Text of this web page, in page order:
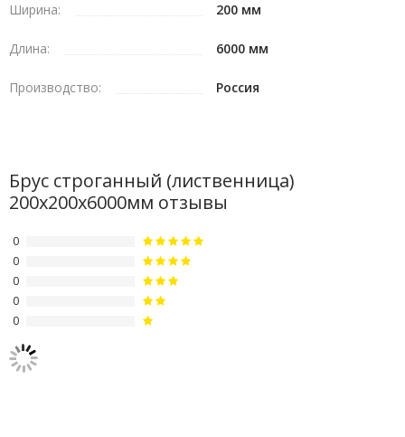
Ширина: 200 мм
Длина: 6000 мм
Производство: Россия
Брус строганный (лиственница)
200х200х6000мм отзывы
0
0
0
0
0